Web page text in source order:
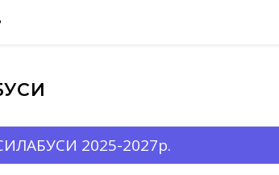
2025-2027р.